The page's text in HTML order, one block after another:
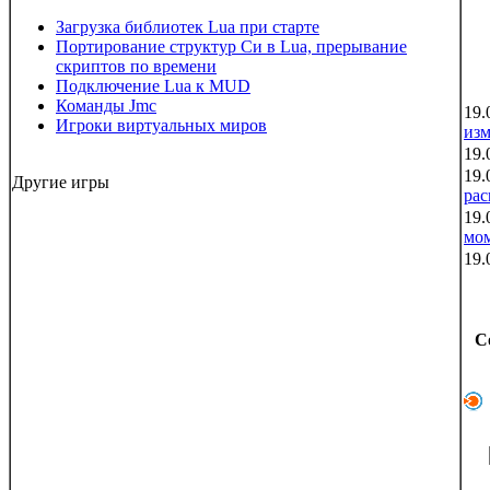
Загрузка библиотек Lua при старте
Портирование структур Си в Lua, прерывание
скриптов по времени
Подключение Lua к MUD
Команды Jmc
Игроки виртуальных миров
Другие игры